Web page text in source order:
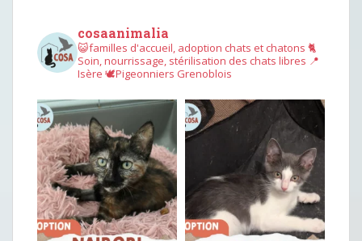
cosaanimalia
😺familles d'accueil, adoption chats et chatons 🐈
Soin, nourrissage, stérilisation des chats libres 📍
Isère 🕊︎Pigeonniers Grenoblois